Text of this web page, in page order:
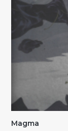
Magma